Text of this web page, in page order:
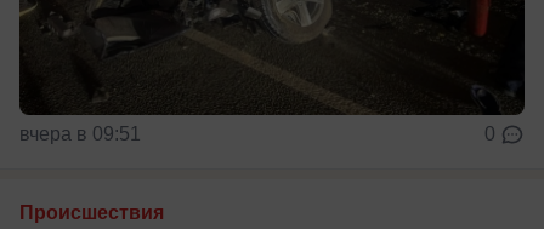
вчера в 09:51 0
Происшествия